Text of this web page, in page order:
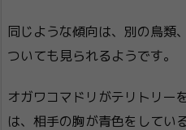
同じような傾向は、別の鳥類
ついても見られるようです。
オガワコマドリがテリトリー
は、相手の胸が青色をしてい